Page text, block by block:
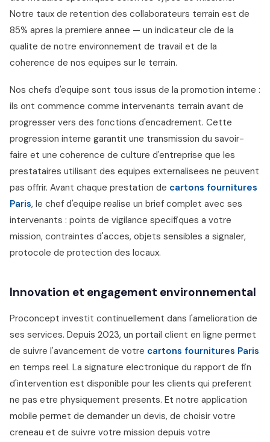
Notre taux de retention des collaborateurs terrain est de
85% apres la premiere annee — un indicateur cle de la
qualite de notre environnement de travail et de la
coherence de nos equipes sur le terrain.
Nos chefs d'equipe sont tous issus de la promotion interne :
ils ont commence comme intervenants terrain avant de
progresser vers des fonctions d'encadrement. Cette
progression interne garantit une transmission du savoir-
faire et une coherence de culture d'entreprise que les
prestataires utilisant des equipes externalisees ne peuvent
pas offrir. Avant chaque prestation de cartons fournitures
Paris, le chef d'equipe realise un brief complet avec ses
intervenants : points de vigilance specifiques a votre
mission, contraintes d'acces, objets sensibles a signaler,
protocole de protection des locaux.
Innovation et engagement environnemental
Proconcept investit continuellement dans l'amelioration de
ses services. Depuis 2023, un portail client en ligne permet
de suivre l'avancement de votre cartons fournitures Paris
en temps reel. La signature electronique du rapport de fin
d'intervention est disponible pour les clients qui preferent
ne pas etre physiquement presents. Et notre application
mobile permet de demander un devis, de choisir votre
creneau et de suivre votre mission depuis votre